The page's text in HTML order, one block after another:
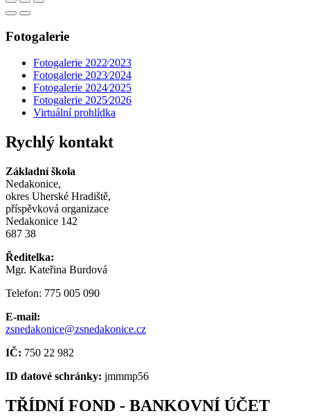
Fotogalerie
Fotogalerie 2022⁄2023
Fotogalerie 2023⁄2024
Fotogalerie 2024⁄2025
Fotogalerie 2025⁄2026
Virtuální prohlídka
Rychlý kontakt
Základní škola
Nedakonice,
okres Uherské Hradiště,
příspěvková organizace
Nedakonice 142
687 38
Ředitelka:
Mgr. Kateřina Burdová
Telefon: 775 005 090
E-mail:
zsnedakonice@zsnedakonice.cz
IČ: 750 22 982
ID datové schránky: jmmmp56
TŘÍDNÍ FOND - BANKOVNÍ ÚČET